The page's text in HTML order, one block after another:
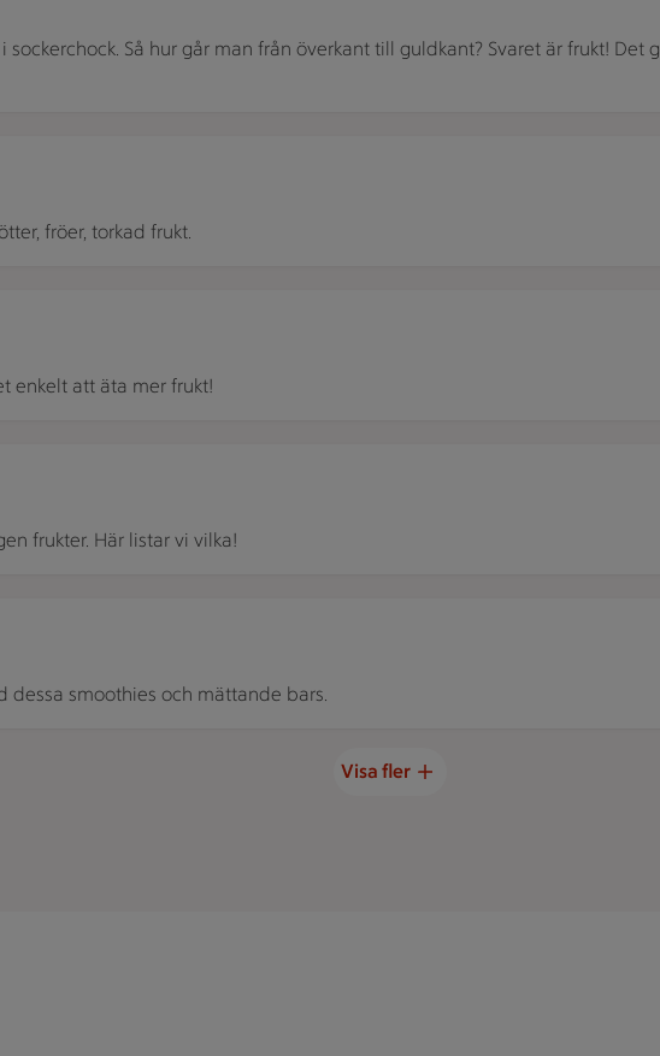
Så hur går man från överkant till guldkant? Svaret är frukt!
fröer, torkad frukt.
enkelt att äta mer frukt!
frukter. Här listar vi vilka!
smoothies och mättande bars.
Visa fler